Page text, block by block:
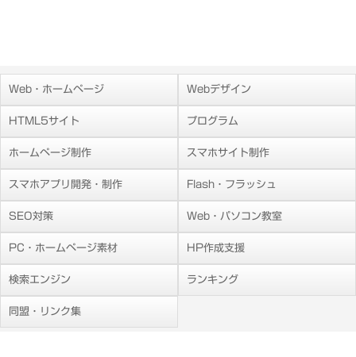
Web・ホームページ Webデザイン
HTML5サイト プログラム
ホームページ制作 スマホサイト制作
スマホアプリ開発・制作 Flash・フラッシュ
SEO対策 Web・パソコン教室
PC・ホームページ素材 HP作成支援
検索エンジン ランキング
同盟・リンク集